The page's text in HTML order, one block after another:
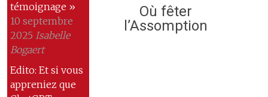
témoignage »
10 septembre
2025 Isabelle
Bogaert
Edito: Et si vous
appreniez que
Où fêter
l’Assomption